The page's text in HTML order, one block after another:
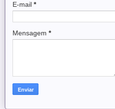
E-mail *
Mensagem *